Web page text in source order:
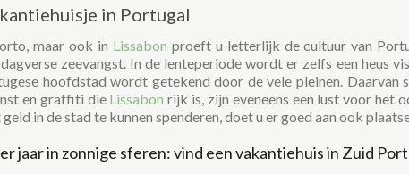
in Portugal
maar ook in Lissabon proeft u letterlijk de cultuur van
zeevangst. In de lenteperiode wordt er zelfs een heus
hoofdstad wordt getekend door de vele pleinen.
en graffiti die Lissabon rijk is, zijn eveneens een lust voor het
in de stad te kunnen spenderen, doet u er goed aan ook
jaar in zonnige sferen: vind een vakantiehuis in Zuid